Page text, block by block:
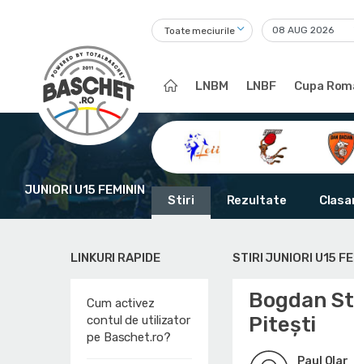
Toate meciurile
LNBM LNBF Cupa
JUNIORI U15 FEMININ
Stiri Rezultate
LINKURI RAPIDE
Cum activez
contul de utilizator
pe Baschet.ro?
STIRI JUNIORI U15
Bogdan
Pitești
Paul Olar